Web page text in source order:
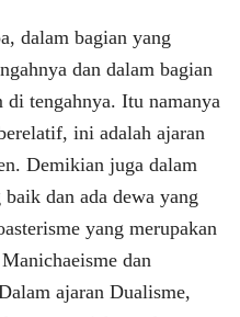
dalam bagian yang
dan dalam bagian
tengahnya. Itu namanya
ini adalah ajaran
Demikian juga dalam
dan ada dewa yang
yang merupakan
dan
ajaran Dualisme,